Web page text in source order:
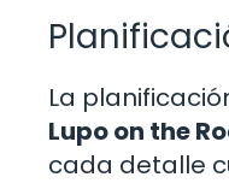
La
Lupo on the
cada detalle